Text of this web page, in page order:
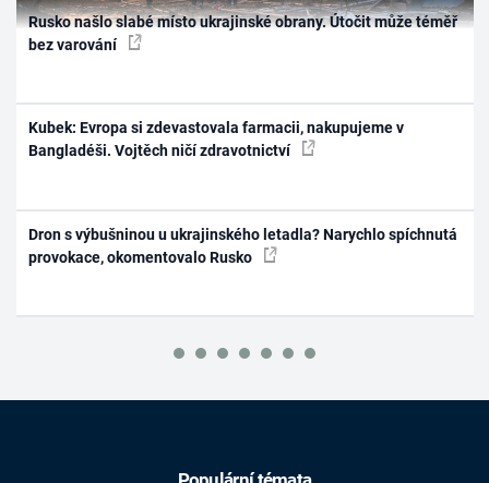
Rusko našlo slabé místo ukrajinské obrany. Útočit může téměř
bez varování
Kubek: Evropa si zdevastovala farmacii, nakupujeme v
Bangladéši. Vojtěch ničí zdravotnictví
Dron s výbušninou u ukrajinského letadla? Narychlo spíchnutá
provokace, okomentovalo Rusko